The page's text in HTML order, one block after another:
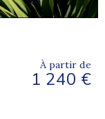
À partir de
1 240 €